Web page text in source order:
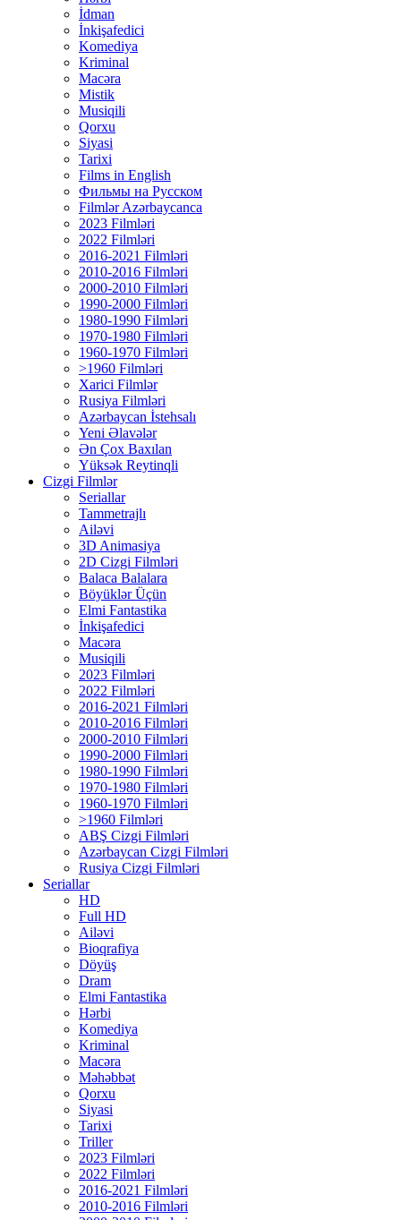
İdman
İnkişafedici
Komediya
Kriminal
Macəra
Mistik
Musiqili
Qorxu
Siyasi
Tarixi
Films in English
Фильмы на Русском
Filmlər Azərbaycanca
2023 Filmləri
2022 Filmləri
2016-2021 Filmləri
2010-2016 Filmləri
2000-2010 Filmləri
1990-2000 Filmləri
1980-1990 Filmləri
1970-1980 Filmləri
1960-1970 Filmləri
>1960 Filmləri
Xarici Filmlər
Rusiya Filmləri
Azərbaycan İstehsalı
Yeni Əlavələr
Ən Çox Baxılan
Yüksək Reytinqli
Cizgi Filmlər
Seriallar
Tammetrajlı
Ailəvi
3D Animasiya
2D Cizgi Filmləri
Balaca Balalara
Böyüklər Üçün
Elmi Fantastika
İnkişafedici
Macəra
Musiqili
2023 Filmləri
2022 Filmləri
2016-2021 Filmləri
2010-2016 Filmləri
2000-2010 Filmləri
1990-2000 Filmləri
1980-1990 Filmləri
1970-1980 Filmləri
1960-1970 Filmləri
>1960 Filmləri
ABŞ Cizgi Filmləri
Azərbaycan Cizgi Filmləri
Rusiya Cizgi Filmləri
Seriallar
HD
Full HD
Ailəvi
Bioqrafiya
Döyüş
Dram
Elmi Fantastika
Hərbi
Komediya
Kriminal
Macəra
Məhəbbət
Qorxu
Siyasi
Tarixi
Triller
2023 Filmləri
2022 Filmləri
2016-2021 Filmləri
2010-2016 Filmləri